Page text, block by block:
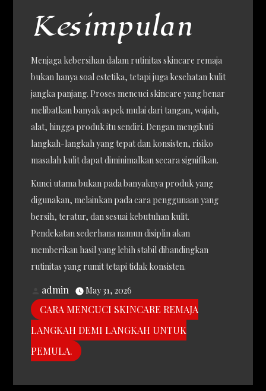
Kesimpulan
Menjaga kebersihan dalam rutinitas skincare remaja
bukan hanya soal estetika, tetapi juga kesehatan kulit
jangka panjang. Proses mencuci skincare yang benar
melibatkan banyak aspek mulai dari tangan, wajah,
alat, hingga produk itu sendiri. Dengan mengikuti
langkah-langkah yang tepat dan konsisten, risiko
masalah kulit dapat diminimalkan secara signifikan.
Kunci utama bukan pada banyaknya produk yang
digunakan, melainkan pada cara penggunaan yang
bersih, teratur, dan sesuai kebutuhan kulit.
Pendekatan sederhana namun disiplin akan
memberikan hasil yang lebih stabil dibandingkan
rutinitas yang rumit tetapi tidak konsisten.
admin May 31, 2026
CARA MENCUCI SKINCARE REMAJA
LANGKAH DEMI LANGKAH UNTUK
PEMULA.